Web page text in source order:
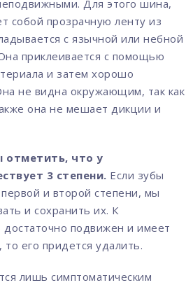
Для этого шина,
собой прозрачную ленту из
с язычной или небной
приклеивается с помощью
и затем хорошо
не видна окружающим, так как
она не мешает дикции и
отметить, что у
3 степени. Если зубы
и второй степени, мы
и сохранить их. К
подвижен и имеет
его придется удалить.
лишь симптоматическим